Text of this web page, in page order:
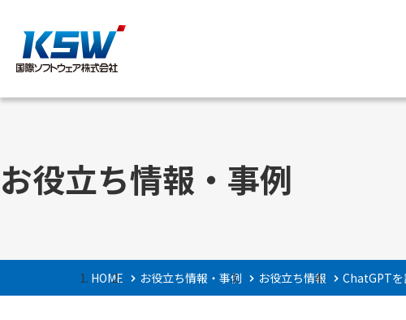
ご挨拶・理念と指針
お役立ち情報・事例
HOME お役立ち情報・事例 お役立ち情報 ChatGPTを